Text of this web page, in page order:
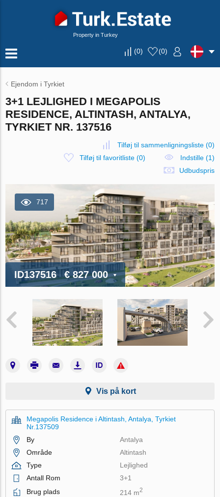
Property in Turkey
(0) (0)
Ejendom i Tyrkiet
3+1 LEJLIGHED I MEGAPOLIS
RESIDENCE, ALTINTASH, ANTALYA,
TYRKIET NR. 137516
Tilføj til sammenligningsliste(0)
Tilføj til favoritliste (0)
Indstille (1)
Udbudspris
717
ID137516 € 827 000
Vis på kort
Megapolis Residence i Altintash, Antalya, Tyrkiet
Nr.137509
By
Antalya
Område
Altintash
Type
Lejlighed
Antall Rom
3+1
Brug plads
214 m2